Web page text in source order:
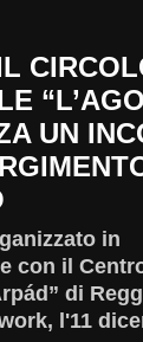
UN
in
con il
di
l'11